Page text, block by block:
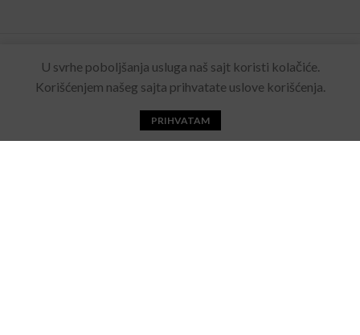
2022 Sva prava zadržana. Made by
Acebears
U svrhe poboljšanja usluga naš sajt koristi kolačiće.
Korišćenjem našeg sajta prihvatate uslove korišćenja.
PRIHVATAM